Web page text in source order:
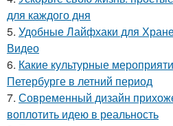
для каждого дня
5. Удобные Лайфхаки для
Видео
6. Какие культурные
Петербурге в летний период
7. Современный дизайн
воплотить идею в реальность